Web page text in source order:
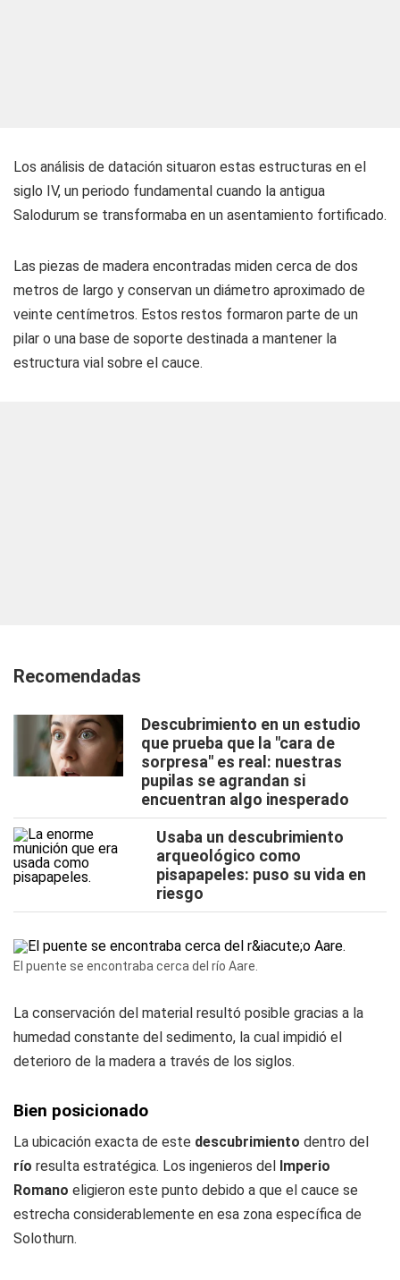
Los análisis de datación situaron estas estructuras en el
siglo IV, un periodo fundamental cuando la antigua
Salodurum se transformaba en un asentamiento fortificado.
Las piezas de madera encontradas miden cerca de dos
metros de largo y conservan un diámetro aproximado de
veinte centímetros. Estos restos formaron parte de un
pilar o una base de soporte destinada a mantener la
estructura vial sobre el cauce.
Recomendadas
Descubrimiento en un estudio
que prueba que la "cara de
sorpresa" es real: nuestras
pupilas se agrandan si
encuentran algo inesperado
Usaba un descubrimiento
arqueológico como
pisapapeles: puso su vida en
riesgo
El puente se encontraba cerca del río Aare.
La conservación del material resultó posible gracias a la
humedad constante del sedimento, la cual impidió el
deterioro de la madera a través de los siglos.
Bien posicionado
La ubicación exacta de este descubrimiento dentro del
río resulta estratégica. Los ingenieros del Imperio
Romano eligieron este punto debido a que el cauce se
estrecha considerablemente en esa zona específica de
Solothurn.